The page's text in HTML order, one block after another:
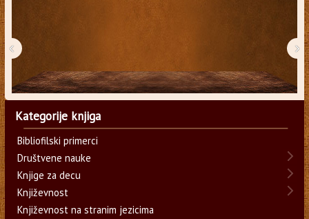
‹ ›
Kategorije knjiga
Bibliofilski primerci
Društvene nauke
Knjige za decu
Književnost
Književnost na stranim jezicima